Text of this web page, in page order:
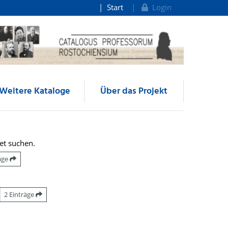
Start Login
Kataloge Über das Projekt
suchen.
2 Einträge